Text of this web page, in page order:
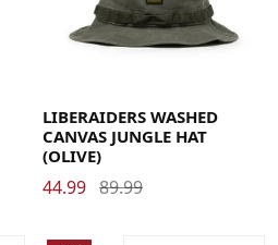
LIBERAIDERS WASHED
CANVAS JUNGLE HAT
(OLIVE)
44.99 89.99